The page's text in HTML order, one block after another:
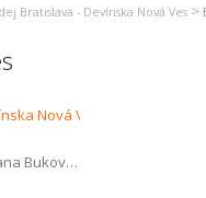
Bratislava - Devínska Nová Ves >
Bukovčana